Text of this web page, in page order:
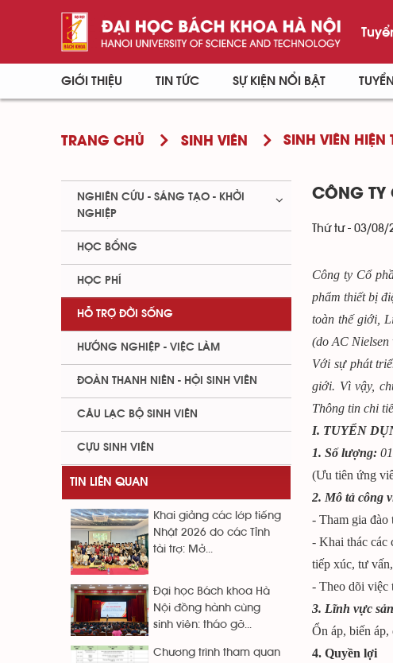
GIỚI THIỆU TIN TỨC SỰ KIỆN NỔI BẬT
TRANG CHỦ SINH VIÊN SINH VIÊN HIỆN
CÔNG TY
Thứ tư - 03/08/
Công ty Cổ
phẩm thiết bị
toàn thế giới,
(do AC
Với sự phát
giới. Vì vậy,
Thông tin chi
I. TUYỂN
1. Số lượng:
(Ưu tiên ứng
2. Mô tả công
- Tham gia đào
- Khai thác các
tiếp xúc, tư
- Theo dõi việc
3. Lĩnh vực
Ổn áp, biến
4. Quyền lợi
NGHIÊN CỨU - SÁNG TẠO - KHỞI
NGHIỆP
HỌC BỔNG
HỌC PHÍ
HỖ TRỢ ĐỜI SỐNG
HƯỚNG NGHIỆP - VIỆC LÀM
ĐOÀN THANH NIÊN - HỘI SINH VIÊN
CÂU LẠC BỘ SINH VIÊN
CỰU SINH VIÊN
TIN LIÊN QUAN
Khai giảng các lớp tiếng
Nhật 2026 do các Tỉnh
tài trợ: Mở...
Đại học Bách khoa Hà
Nội đồng hành cùng
sinh viên: tháo gỡ...
Chương trình tham quan